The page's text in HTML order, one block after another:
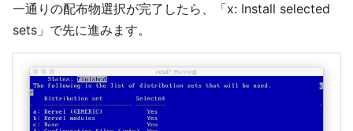
一通りの配布物選択が完了したら、「x: Install selected
sets」で先に進みます。